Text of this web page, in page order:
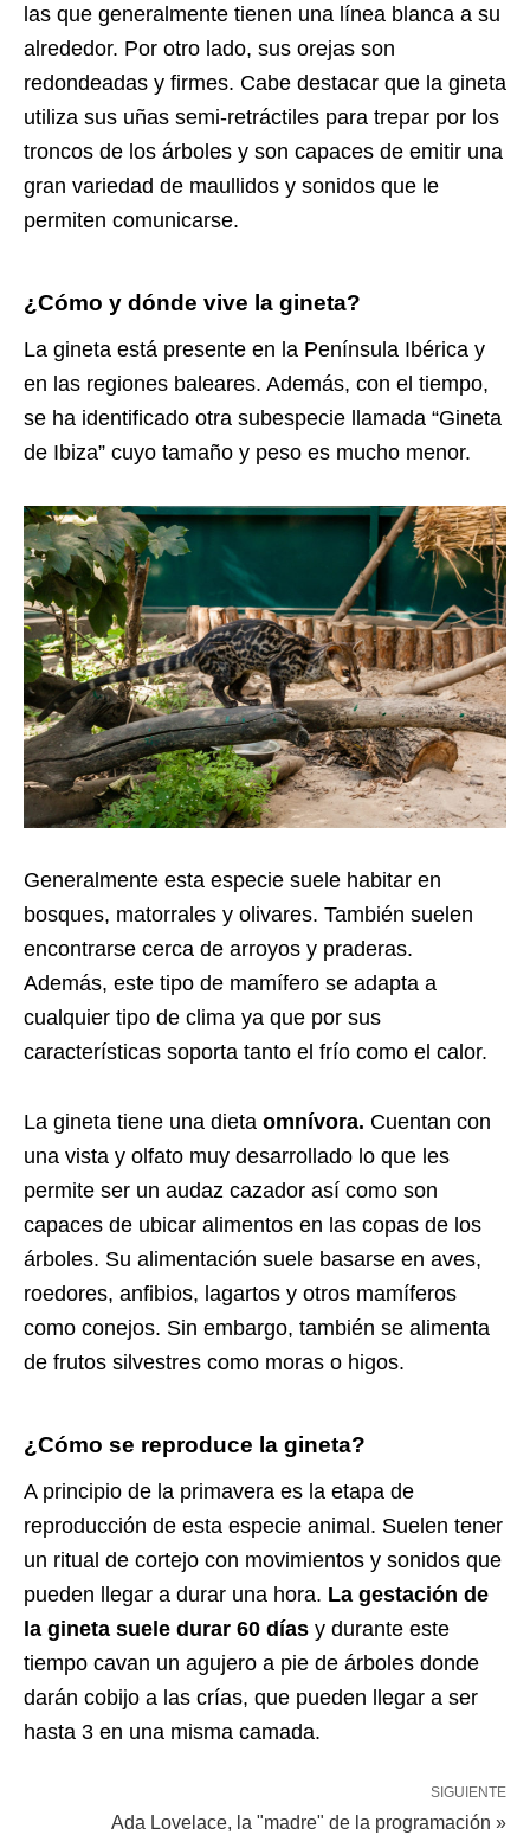
las que generalmente tienen una línea blanca a su
alrededor. Por otro lado, sus orejas son
redondeadas y firmes. Cabe destacar que la gineta
utiliza sus uñas semi-retráctiles para trepar por los
troncos de los árboles y son capaces de emitir una
gran variedad de maullidos y sonidos que le
permiten comunicarse.
¿Cómo y dónde vive la gineta?
La gineta está presente en la Península Ibérica y
en las regiones baleares. Además, con el tiempo,
se ha identificado otra subespecie llamada “Gineta
de Ibiza” cuyo tamaño y peso es mucho menor.
Generalmente esta especie suele habitar en
bosques, matorrales y olivares. También suelen
encontrarse cerca de arroyos y praderas.
Además, este tipo de mamífero se adapta a
cualquier tipo de clima ya que por sus
características soporta tanto el frío como el calor.
La gineta tiene una dieta omnívora. Cuentan con
una vista y olfato muy desarrollado lo que les
permite ser un audaz cazador así como son
capaces de ubicar alimentos en las copas de los
árboles. Su alimentación suele basarse en aves,
roedores, anfibios, lagartos y otros mamíferos
como conejos. Sin embargo, también se alimenta
de frutos silvestres como moras o higos.
¿Cómo se reproduce la gineta?
A principio de la primavera es la etapa de
reproducción de esta especie animal. Suelen tener
un ritual de cortejo con movimientos y sonidos que
pueden llegar a durar una hora. La gestación de
la gineta suele durar 60 días y durante este
tiempo cavan un agujero a pie de árboles donde
darán cobijo a las crías, que pueden llegar a ser
hasta 3 en una misma camada.
SIGUIENTE
Ada Lovelace, la "madre" de la programación »